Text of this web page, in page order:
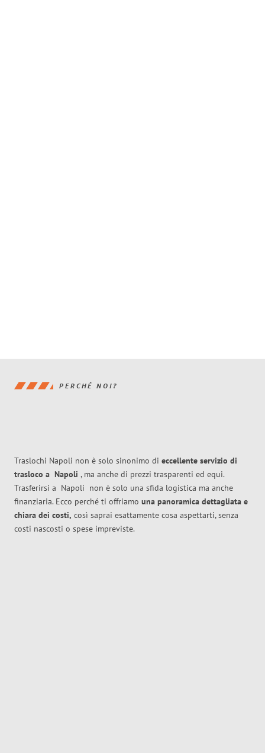
PERCHÉ NOI?
Traslochi Napoli non è solo sinonimo di eccellente servizio di
trasloco a Napoli , ma anche di prezzi trasparenti ed equi.
Trasferirsi a Napoli non è solo una sfida logistica ma anche
finanziaria. Ecco perché ti offriamo una panoramica dettagliata e
chiara dei costi, così saprai esattamente cosa aspettarti, senza
costi nascosti o spese impreviste.